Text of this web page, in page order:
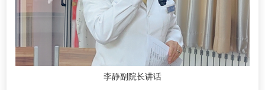
李静副院长讲话